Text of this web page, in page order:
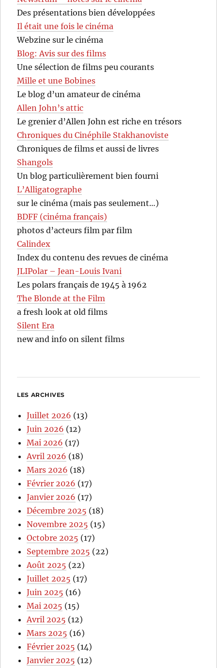
Des présentations bien développées
Il était une fois le cinéma
Webzine sur le cinéma
Blog: Avis sur des films
Une sélection de films peu courants
Mille et une Bobines
Le blog d’un amateur de cinéma
Allen John’s attic
Le grenier d’Allen John est riche en trésors
Chroniques du Cinéphile Stakhanoviste
Chroniques de films et aussi de livres
Shangols
Un blog particulièrement bien fourni
L’Alligatographe
sur le cinéma (mais pas seulement…)
BDFF (cinéma français)
photos d’acteurs film par film
Calindex
Index du contenu des revues de cinéma
JLIPolar – Jean-Louis Ivani
Les polars français de 1945 à 1962
The Blonde at the Film
a fresh look at old films
Silent Era
new and info on silent films
LES ARCHIVES
Juillet 2026 (13)
Juin 2026 (12)
Mai 2026 (17)
Avril 2026 (18)
Mars 2026 (18)
Février 2026 (17)
Janvier 2026 (17)
Décembre 2025 (18)
Novembre 2025 (15)
Octobre 2025 (17)
Septembre 2025 (22)
Août 2025 (22)
Juillet 2025 (17)
Juin 2025 (16)
Mai 2025 (15)
Avril 2025 (12)
Mars 2025 (16)
Février 2025 (14)
Janvier 2025 (12)